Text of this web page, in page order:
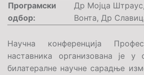
Програмски
одбор:
Др Мојца Штраус,
Вонта, Др
Научна конференција
наставника организована је у
билатералне научне сарадње